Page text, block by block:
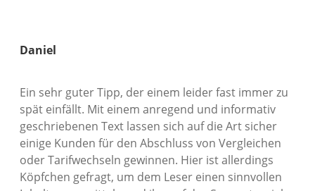
Daniel
Ein sehr guter Tipp, der einem leider fast immer zu
spät einfällt. Mit einem anregend und informativ
geschriebenen Text lassen sich auf die Art sicher
einige Kunden für den Abschluss von Vergleichen
oder Tarifwechseln gewinnen. Hier ist allerdings
Köpfchen gefragt, um dem Leser einen sinnvollen